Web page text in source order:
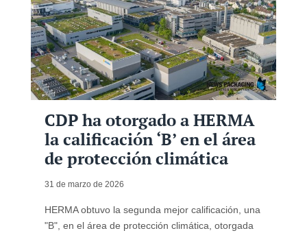
CDP ha otorgado a HERMA
la calificación ‘B’ en el área
de protección climática
31 de marzo de 2026
HERMA obtuvo la segunda mejor calificación, una
"B", en el área de protección climática, otorgada